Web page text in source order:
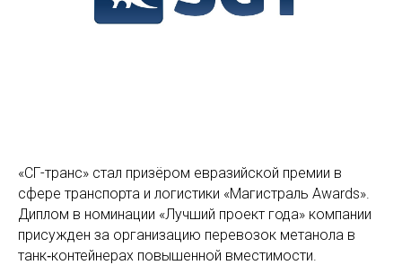
«СГ-транс» стал призёром евразийской премии в
сфере транспорта и логистики «Магистраль Awards».
Диплом в номинации «Лучший проект года» компании
присужден за организацию перевозок метанола в
танк‑контейнерах повышенной вместимости.